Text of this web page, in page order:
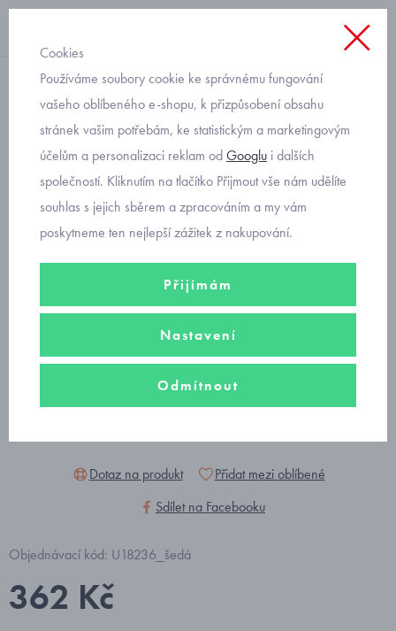
tepláčky
kojenecké teplé tepláčky
Mayoral 2519-45
Dotaz na produkt
Přidat mezi oblíbené
Sdílet na Facebooku
Objednávací kód: U18236_šedá
362 Kč
Cookies
Používáme soubory cookie ke správnému fungování
vašeho oblíbeného e-shopu, k přizpůsobení obsahu
stránek vašim potřebám, ke statistickým a marketingovým
účelům a personalizaci reklam odGooglu i dalších
společností. Kliknutím na tlačítko Přijmout vše nám udělíte
souhlas s jejich sběrem a zpracováním a my vám
poskytneme ten nejlepší zážitek z nakupování.
Přijímám
Nastavení
Odmítnout